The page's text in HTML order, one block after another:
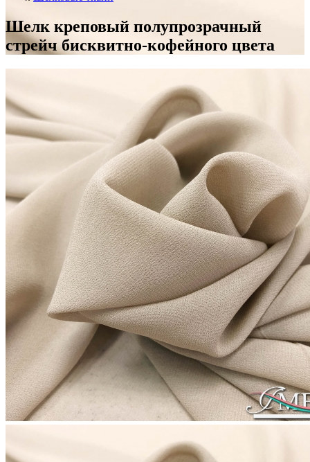
Шелк креповый полупрозрачный
стрейч бисквитно-кофейного цвета